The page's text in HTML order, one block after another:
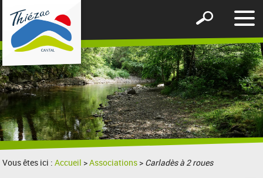
le
Afficher
formulaire
de
recherche
Vous êtes ici :Accueil >Associations > Carladès à 2 roues